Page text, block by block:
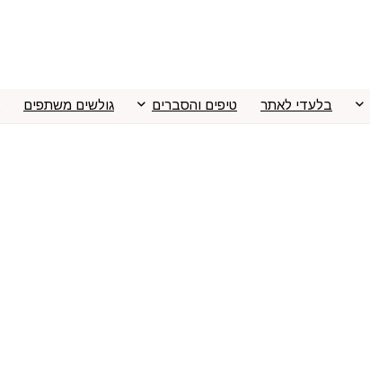
בלעדי לאתר טיפים והסברים גולשים משתפים